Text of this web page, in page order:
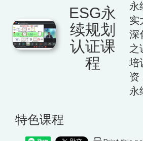
ESG永
续规划
认证课
程
永
实
深
之
培
资
永
特色课程